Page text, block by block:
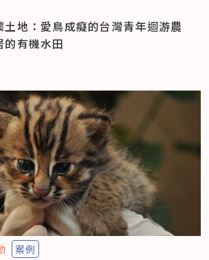
地：愛鳥成癡的台灣青年迴游農
有機水田
案例